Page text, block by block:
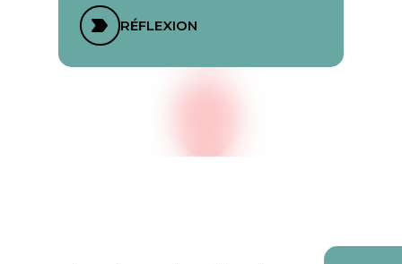
RÉFLEXION